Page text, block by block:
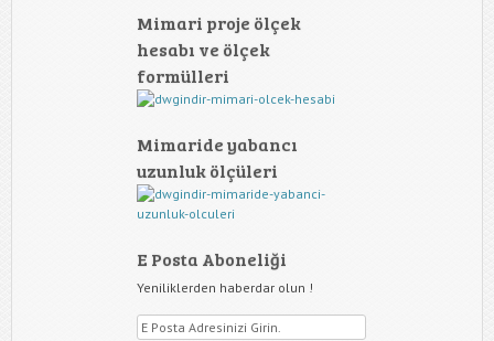
Mimari proje ölçek
hesabı ve ölçek
formülleri
Mimaride yabancı
uzunluk ölçüleri
E Posta Aboneliği
Yeniliklerden haberdar olun !